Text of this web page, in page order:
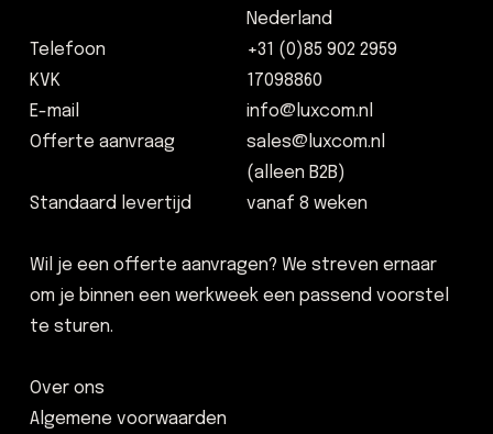
Telefoon
KVK
E-mail
Offerte aanvraag
Standaard levertijd
Nederland
+31 (0)85 902 2959
17098860
info@luxcom.nl
sales@luxcom.nl
(alleen B2B)
vanaf 8 weken
Wil je een offerte aanvragen? We streven ernaar
om je binnen een werkweek een passend voorstel
te sturen.
Over ons
Algemene voorwaarden